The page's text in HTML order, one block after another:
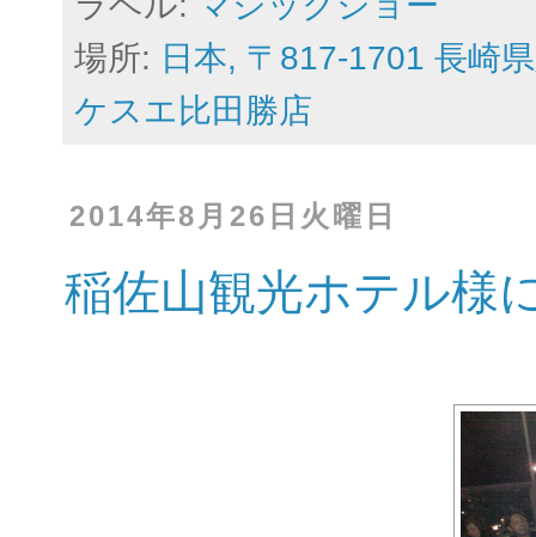
場所: 日本, 〒817-1701 長崎
ケスエ比田勝店
2014年8月26日火曜日
稲佐山観光ホテル様